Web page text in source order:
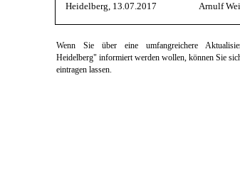
Heidelberg, 13.07.2017 Arnulf
Wenn Sie über eine umfangreichere
Heidelberg" informiert werden wollen, können Sie
eintragen lassen.